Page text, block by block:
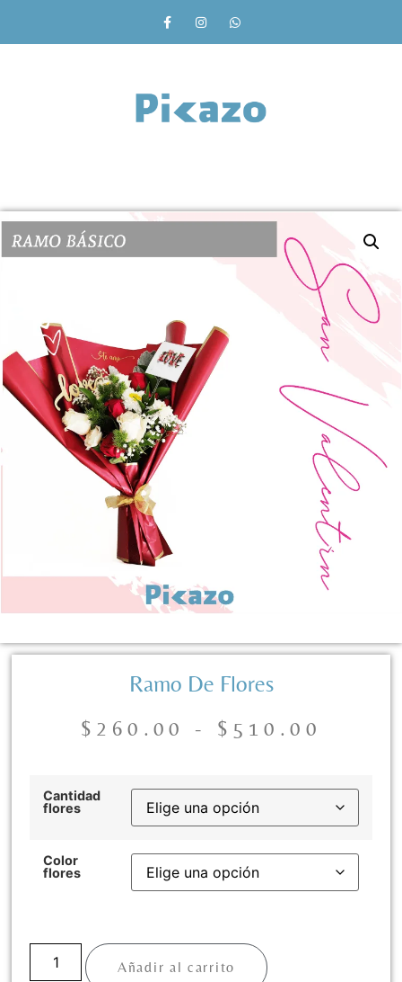
Ramo De Flores
$ 260.00 - $ 510.00
Cantidad
flores
Color
flores
Añadir al carrito